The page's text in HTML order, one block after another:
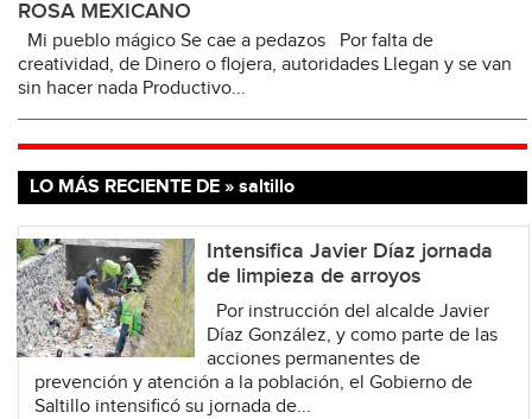
ROSA MEXICANO
Mi pueblo mágico Se cae a pedazos Por falta de
creatividad, de Dinero o flojera, autoridades Llegan y se van
sin hacer nada Productivo...
LO MÁS RECIENTE DE » saltillo
Intensifica Javier Díaz jornada
de limpieza de arroyos
Por instrucción del alcalde Javier
Díaz González, y como parte de las
acciones permanentes de
prevención y atención a la población, el Gobierno de
Saltillo intensificó su jornada de...